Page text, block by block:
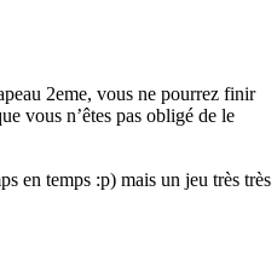
2eme, vous ne pourrez finir
vous n’êtes pas obligé de le
en temps :p) mais un jeu très très